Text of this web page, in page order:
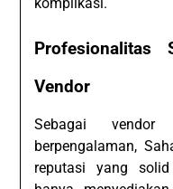
Profesionalitas
Vendor
Sebagai
berpengalaman,
reputasi yang